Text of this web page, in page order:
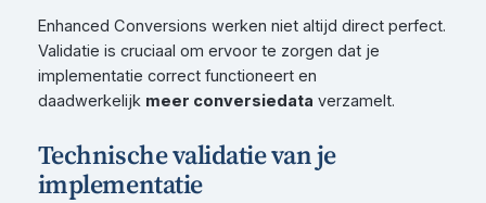
Enhanced Conversions werken niet altijd direct perfect.
Validatie is cruciaal om ervoor te zorgen dat je
implementatie correct functioneert en
daadwerkelijk meer conversiedata verzamelt.
Technische validatie van je
implementatie